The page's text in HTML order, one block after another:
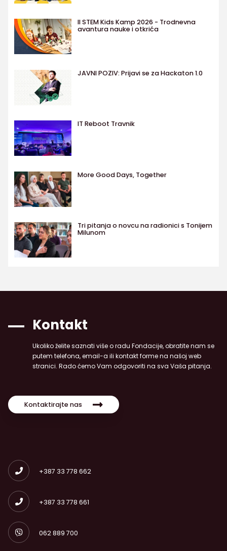
II STEM Kids Kamp 2026 - Trodnevna
avantura nauke i otkrića
JAVNI POZIV: Prijavi se za Hackaton 1.0
IT Reboot Travnik
More Good Days, Together
Tri pitanja o novcu na radionici s Tonijem
Milunom
Kontakt
Ukoliko želite saznati više o radu Fondacije, obratite nam se
putem telefona, email-a ili kontakt forme na našoj web
stranici. Rado ćemo Vam odgovoriti na sva Vaša pitanja.
Kontaktirajte nas
+387 33 778 662
+387 33 778 661
062 889 700